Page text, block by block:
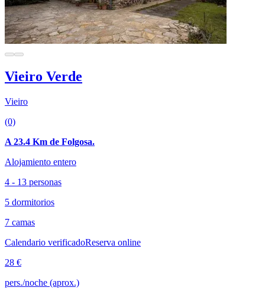
Vieiro Verde
Vieiro
(0)
A 23.4 Km de Folgosa.
Alojamiento entero
4 - 13 personas
5 dormitorios
7 camas
Calendario verificadoReserva online
28 €
pers./noche (aprox.)